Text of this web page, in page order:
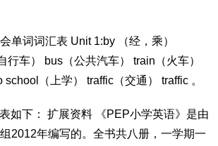
单词词汇表 Unit 1:by （经，乘）
行车） bus（公共汽车） train（火车）
school（上学） traffic（交通） traffic 。
如下： 扩展资料 《PEP小学英语》是由
2012年编写的。全书共八册，一学期一